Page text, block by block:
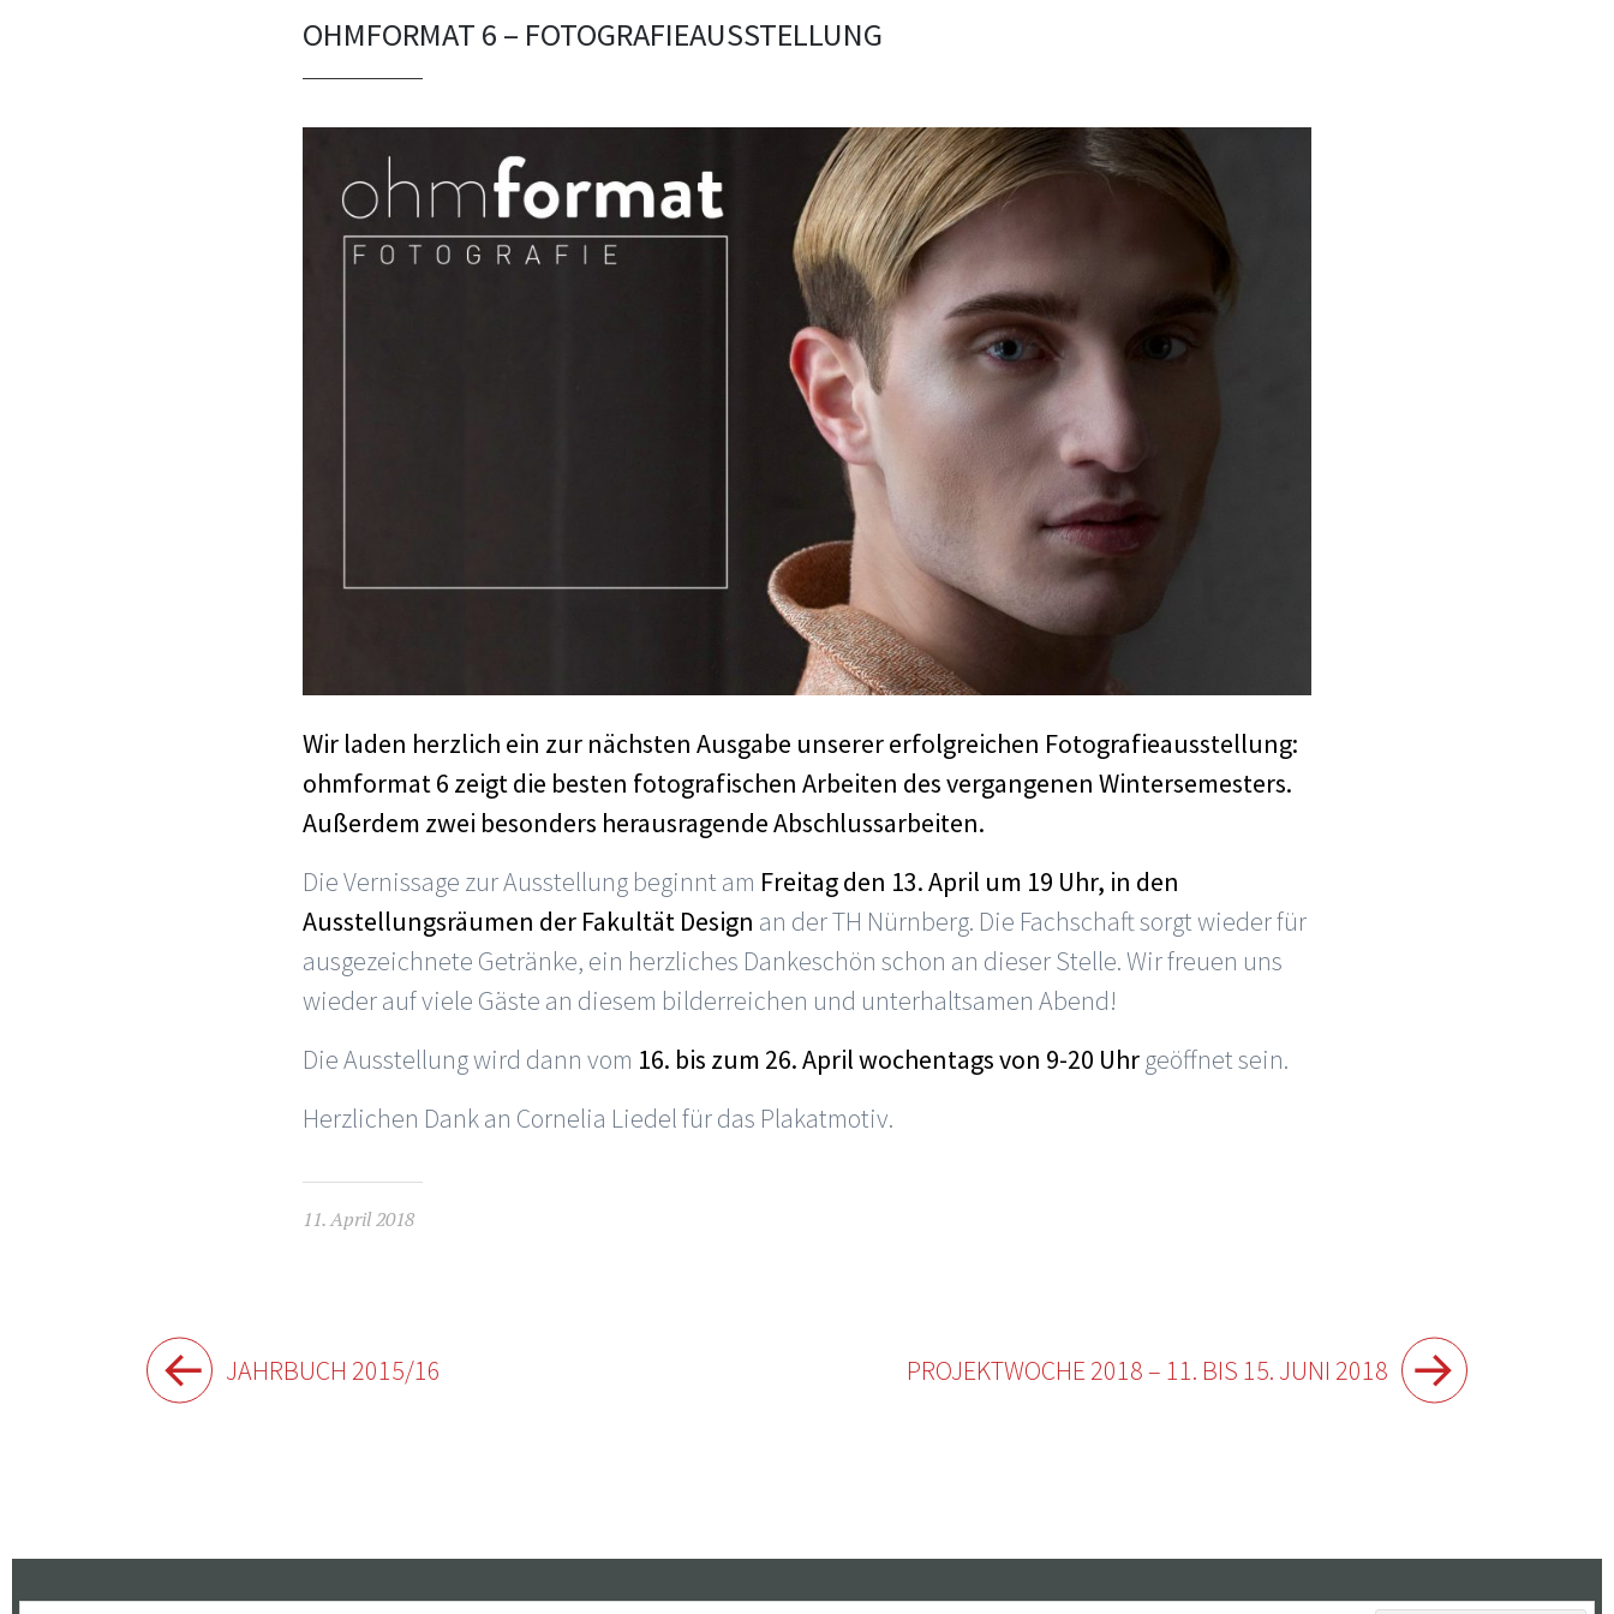
OHMFORMAT 6 – FOTOGRAFIEAUSSTELLUNG
Wir laden herzlich ein zur nächsten Ausgabe unserer erfolgreichen Fotografieausstellung:
ohmformat 6 zeigt die besten fotografischen Arbeiten des vergangenen Wintersemesters.
Außerdem zwei besonders herausragende Abschlussarbeiten.
Die Vernissage zur Ausstellung beginnt am Freitag den 13. April um 19 Uhr, in den
Ausstellungsräumen der Fakultät Design an der TH Nürnberg. Die Fachschaft sorgt wieder für
ausgezeichnete Getränke, ein herzliches Dankeschön schon an dieser Stelle. Wir freuen uns
wieder auf viele Gäste an diesem bilderreichen und unterhaltsamen Abend!
Die Ausstellung wird dann vom 16. bis zum 26. April wochentags von 9-20 Uhr geöffnet sein.
Herzlichen Dank an Cornelia Liedel für das Plakatmotiv.
11. April 2018
Beitragsnavigation
JAHRBUCH 2015/16 PROJEKTWOCHE 2018 – 11. BIS 15. JUNI 2018